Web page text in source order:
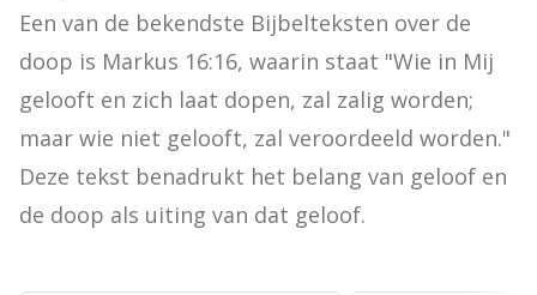
Een van de bekendste Bijbelteksten over de
doop is Markus 16:16, waarin staat "Wie in Mij
gelooft en zich laat dopen, zal zalig worden;
maar wie niet gelooft, zal veroordeeld worden."
Deze tekst benadrukt het belang van geloof en
de doop als uiting van dat geloof.